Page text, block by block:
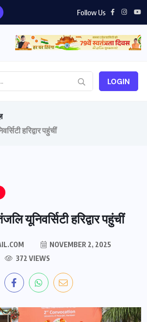
Follow Us
LOGIN
हरिद्वार पहुंचीं
यूनिवर्सिटी हरिद्वार पहुंचीं
NOVEMBER 2, 2025
372 VIEWS